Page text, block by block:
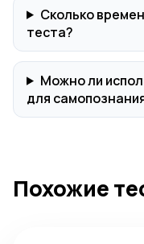
Сколько
теста?
Можно ли
для
Похожие